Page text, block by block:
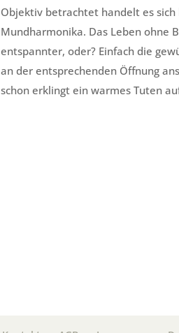
Objektiv betrachtet handelt es
Mundharmonika. Das Leben ohne
entspannter, oder? Einfach die
an der entsprechenden Öffnung
schon erklingt ein warmes Tuten